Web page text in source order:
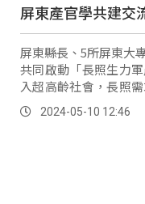
屏東產官學共建交
屏東縣長、5所屏東大
共同啟動「長照生力
入超高齡社會，長照
為了穩健長照服務體
業，因此召集產官學三
2024-05-10 12:46